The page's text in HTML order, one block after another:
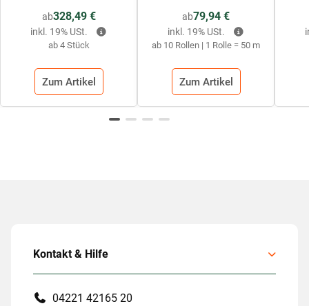
mit großer Schaufel
(grau)
ab328,49 €
ab 4 Stück
inkl. 19% USt.
Zum Artikel
ab79,94 €
ab 10 Rollen | 1 Rolle = 50 m
inkl. 19% USt.
Zum Artikel
Kontakt & Hilfe
04221 42165 20